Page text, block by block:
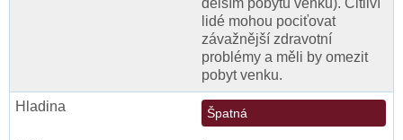
lidé mohou pociťovat
závažnější zdravotní
problémy a měli by omezit
pobyt venku.
Špatná